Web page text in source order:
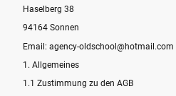
Haselberg 38
94164 Sonnen
Email: agency-oldschool@hotmail.com
1. Allgemeines
1.1 Zustimmung zu den AGB